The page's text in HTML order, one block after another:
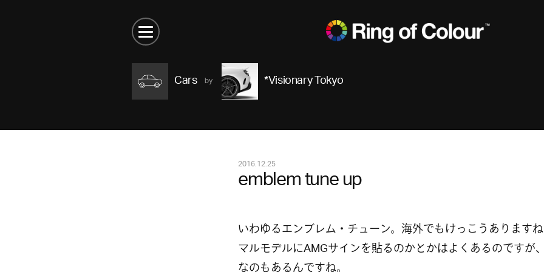
Cars *Visionary Tokyo
2016.12.25
emblem tune up
いわゆるエンブレム・チューン。海外でもけっこうあります
マルモデルにAMGサインを貼るのかとかはよくあるのですが